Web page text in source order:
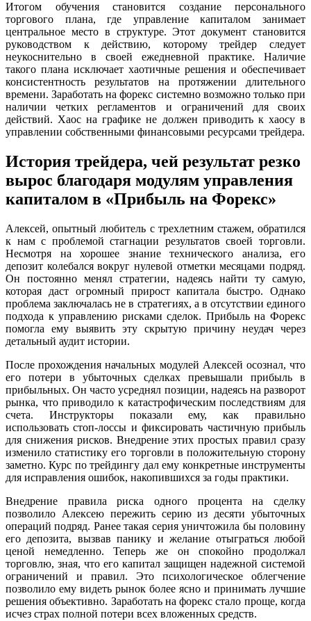
Итогом обучения становится создание персонального
торгового плана, где управление капиталом занимает
центральное место в структуре. Этот документ становится
руководством к действию, которому трейдер следует
неукоснительно в своей ежедневной практике. Наличие
такого плана исключает хаотичные решения и обеспечивает
консистентность результатов на протяжении длительного
времени. Заработать на форекс системно возможно только при
наличии четких регламентов и ограничений для своих
действий. Хаос на графике не должен приводить к хаосу в
управлении собственными финансовыми ресурсами трейдера.
История трейдера, чей результат резко
вырос благодаря модулям управления
капиталом в «Прибыль на Форекс»
Алексей, опытный любитель с трехлетним стажем, обратился
к нам с проблемой стагнации результатов своей торговли.
Несмотря на хорошее знание технического анализа, его
депозит колебался вокруг нулевой отметки месяцами подряд.
Он постоянно менял стратегии, надеясь найти ту самую,
которая даст огромный прирост капитала быстро. Однако
проблема заключалась не в стратегиях, а в отсутствии единого
подхода к управлению рисками сделок. Прибыль на Форекс
помогла ему выявить эту скрытую причину неудач через
детальный аудит истории.
После прохождения начальных модулей Алексей осознал, что
его потери в убыточных сделках превышали прибыль в
прибыльных. Он часто усреднял позиции, надеясь на разворот
рынка, что приводило к катастрофическим последствиям для
счета. Инструкторы показали ему, как правильно
использовать стоп-лоссы и фиксировать частичную прибыль
для снижения рисков. Внедрение этих простых правил сразу
изменило статистику его торговли в положительную сторону
заметно. Курс по трейдингу дал ему конкретные инструменты
для исправления ошибок, накопившихся за годы практики.
Внедрение правила риска одного процента на сделку
позволило Алексею пережить серию из десяти убыточных
операций подряд. Ранее такая серия уничтожила бы половину
его депозита, вызвав панику и желание отыграться любой
ценой немедленно. Теперь же он спокойно продолжал
торговлю, зная, что его капитал защищен надежной системой
ограничений и правил. Это психологическое облегчение
позволило ему видеть рынок более ясно и принимать лучшие
решения объективно. Заработать на форекс стало проще, когда
исчез страх полной потери всех вложенных средств.